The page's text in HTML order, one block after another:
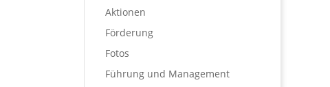
Aktionen
Förderung
Fotos
Führung und Management